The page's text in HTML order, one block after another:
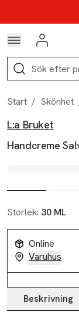
Hoppa till
Logga in
Sök
Start / Skönhet
Produktbilder
Hoppa över
L:a Bruket
Handcreme
Storlek: 30 ML
Online
Varuhus
Produktinformation
Beskrivning